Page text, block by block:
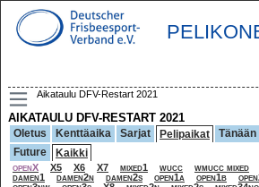
Aikataulu DFV-Restart 2021
AIKATAULU DFV-RESTART 2021
Oletus Kenttäaika Sarjat Pelipaikat Tänään
Future
Kaikki
openX X5 X6 X7 mixed1 wucc wmucc mixed
damen1
damen2n damen2s open1a open1b